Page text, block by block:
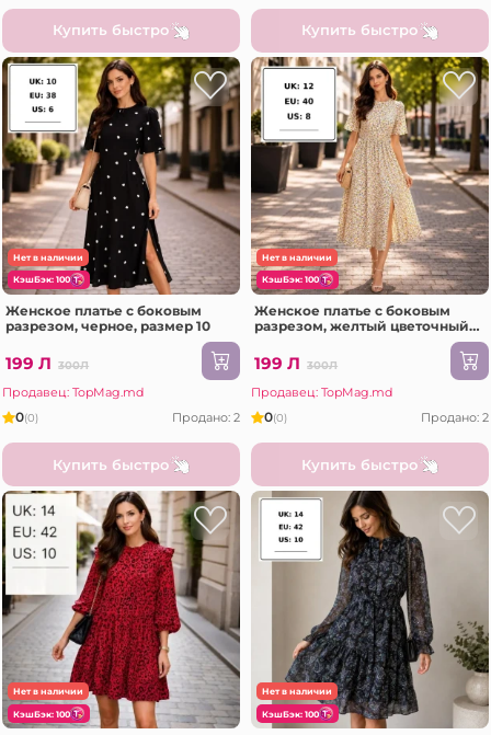
Купить быстро Купить быстро
Нет в наличии
КэшБэк: 100
Женское платье с боковым
разрезом, черное, размер 10
199 Л 300Л
Продавец: TopMag.md
0(0) Продано: 2
Купить быстро
Нет в наличии
КэшБэк: 100
Женское платье с боковым
разрезом, желтый цветочный
199 Л 300Л
Продавец: TopMag.md
0(0) Продано: 2
Купить быстро
Нет в наличии
КэшБэк: 100
Нет в наличии
КэшБэк: 100